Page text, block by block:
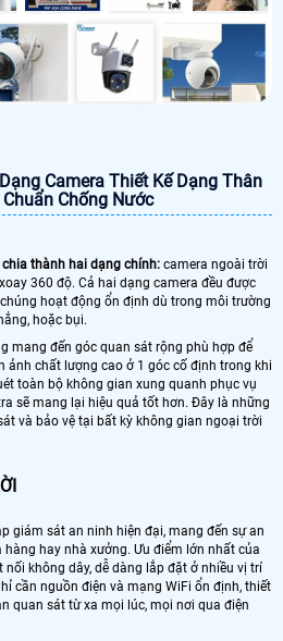
Camera Thiết Kế Dạng Thân
Chống Nước
thành hai dạng chính: camera ngoài trời
360 độ. Cả hai dạng camera đều được
hoạt động ổn định dù trong môi trường
hoặc bụi.
mang đến góc quan sát rộng phù hợp để
ảnh chất lượng cao ở 1 góc cố định trong khi
toàn bộ không gian xung quanh phục vụ
sẽ mang lại hiệu quả tốt hơn. Đây là những
và bảo vệ tại bất kỳ không gian ngoại trời
giám sát an ninh hiện đại, mang đến sự an
hay nhà xưởng. Ưu điểm lớn nhất của
không dây, dễ dàng lắp đặt ở nhiều vị trí
cần nguồn điện và mạng WiFi ổn định, thiết
quan sát từ xa mọi lúc, mọi nơi qua điện